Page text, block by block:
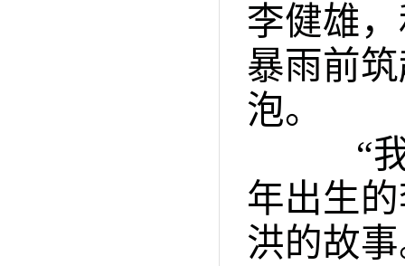
李健雄
暴雨前
泡。
“我
年出生
洪的故